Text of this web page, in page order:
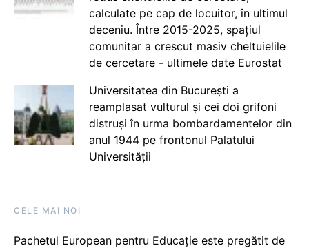
calculate pe cap de locuitor, în ultimul
deceniu. Între 2015-2025, spațiul
comunitar a crescut masiv cheltuielile
de cercetare - ultimele date Eurostat
Universitatea din București a
reamplasat vulturul și cei doi grifoni
distruși în urma bombardamentelor din
anul 1944 pe frontonul Palatului
Universității
CELE MAI NOI
Pachetul European pentru Educație este pregătit de